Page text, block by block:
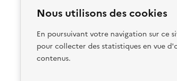
Nous utilisons des cookies
En poursuivant votre navigation sur ce
pour collecter des statistiques en vue
contenus.